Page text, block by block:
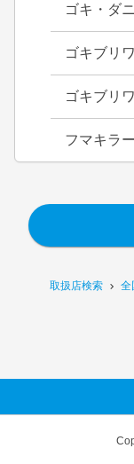
取扱店検索 全
ゴキ・ダ
ゴキブリ
ゴキブリ
フマキラ